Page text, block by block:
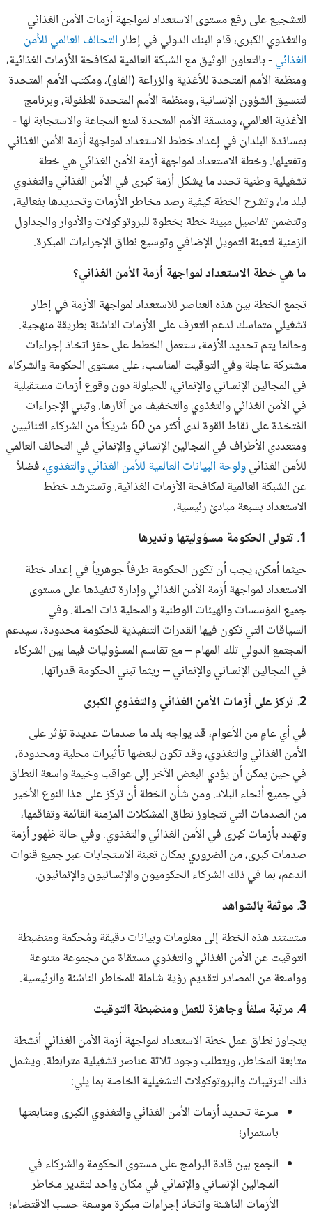
للتشجيع على رفع مستوى الاستعداد لمواجهة أزمات الأمن الغذائي
والتغذوي الكبرى، قام البنك الدولي في إطارالتحالف العالمي للأمن
الغذائي- بالتعاون الوثيق مع الشبكة العالمية لمكافحة الأزمات الغذائية،
ومنظمة الأمم المتحدة للأغذية والزراعة (الفاو)، ومكتب الأمم المتحدة
لتنسيق الشؤون الإنسانية، ومنظمة الأمم المتحدة للطفولة، وبرنامج
الأغذية العالمي، ومنسقة الأمم المتحدة لمنع المجاعة والاستجابة لها -
بمساندة البلدان في إعداد خطط الاستعداد لمواجهة أزمة الأمن الغذائي
وتفعيلها. وخطة الاستعداد لمواجهة أزمة الأمن الغذائي هي خطة
تشغيلية وطنية تحدد ما يشكل أزمة كبرى في الأمن الغذائي والتغذوي
لبلد ما، ‫وتشرح الخطة كيفية رصد مخاطر الأزمات وتحديدها بفعالية،
وتتضمن تفاصيل مبينة خطة بخطوة للبروتوكولات والأدوار والجداول
الزمنية لتعبئة التمويل الإضافي وتوسيع نطاق الإجراءات المبكرة.
ما هي خطة الاستعداد لمواجهة أزمة الأمن الغذائي؟
‫تجمع الخطة بين هذه العناصر للاستعداد لمواجهة الأزمة في إطار
تشغيلي متماسك لدعم التعرف على الأزمات الناشئة بطريقة منهجية.
وحالما يتم تحديد الأزمة، ستعمل الخطط على حفز اتخاذ إجراءات
مشتركة عاجلة وفي التوقيت المناسب، على مستوى الحكومة والشركاء
في المجالين الإنساني والإنمائي، للحيلولة دون وقوع أزمات مستقبلية
في الأمن الغذائي والتغذوي والتخفيف من آثارها. وتبني الإجراءات
المُتخذة على نقاط القوة لدى أكثر من 60 شريكاً من الشركاء الثنائيين
ومتعددي الأطراف في المجالين الإنساني والإنمائي في التحالف العالمي
للأمن الغذائيولوحة البيانات العالمية للأمن الغذائي والتغذوي، فضلاً
عن الشبكة العالمية لمكافحة الأزمات الغذائية. وتسترشد خطط
الاستعداد بسبعة مبادئ رئيسية.
1. تتولى الحكومة مسؤوليتها وتديرها
حيثما أمكن، يجب أن تكون الحكومة طرفاً جوهرياً في إعداد خطة
الاستعداد لمواجهة أزمة الأمن الغذائي وإدارة تنفيذها على مستوى
جميع المؤسسات والهيئات الوطنية والمحلية ذات الصلة. وفي
السياقات التي تكون فيها القدرات التنفيذية للحكومة محدودة، سيدعم
المجتمع الدولي تلك المهام – مع تقاسم المسؤوليات فيما بين الشركاء
في المجالين الإنساني والإنمائي – ريثما تبني الحكومة قدراتها.
2. تركز على أزمات الأمن الغذائي والتغذوي الكبرى
في أي عامٍ من الأعوام، قد يواجه بلد ما صدمات عديدة تؤثر على
الأمن الغذائي والتغذوي، وقد تكون لبعضها تأثيرات محلية ومحدودة،
في حين يمكن أن يؤدي البعض الآخر إلى عواقب وخيمة واسعة النطاق
في جميع أنحاء البلاد. ‫ومن شأن الخطة أن تركز على هذا النوع الأخير
من الصدمات التي تتجاوز نطاق المشكلات المزمنة القائمة وتفاقمها،
وتهدد بأزمات كبرى في الأمن الغذائي والتغذوي. وفي حالة ظهور أزمة
صدمات كبرى، من الضروري بمكان تعبئة الاستجابات عبر جميع قنوات
الدعم، بما في ذلك الشركاء الحكوميون والإنسانيون والإنمائيون.
3. موثقة بالشواهد
ستستند هذه الخطة إلى معلومات وبيانات دقيقة ومُحكمة ومنضبطة
التوقيت عن الأمن الغذائي والتغذوي مستقاة من مجموعة متنوعة
وواسعة من المصادر لتقديم رؤية شاملة للمخاطر الناشئة والرئيسية.
4. مرتبة سلفاً وجاهزة للعمل ومنضبطة التوقيت
يتجاوز نطاق عمل خطة الاستعداد لمواجهة أزمة الأمن الغذائي أنشطة
متابعة المخاطر، ويتطلب وجود ثلاثة عناصر تشغيلية مترابطة. ويشمل
ذلك الترتيبات والبروتوكولات التشغيلية الخاصة بما يلي:
سرعة تحديد أزمات الأمن الغذائي والتغذوي الكبرى ومتابعتها
باستمرار؛
الجمع بين قادة البرامج على مستوى الحكومة والشركاء في
المجالين الإنساني والإنمائي في مكان واحد لتقدير مخاطر
الأزمات الناشئة واتخاذ إجراءات مبكرة موسعة حسب الاقتضاء؛